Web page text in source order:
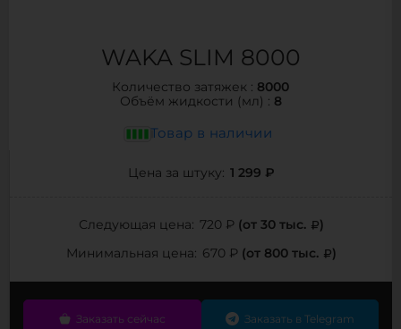
WAKA SLIM 8000
Количество затяжек : 8000
Объём жидкости (мл) : 8
Товар в наличии
Цена за штуку: 1 299 ₽
Следующая цена: 720 ₽ (от 30 тыс. )
Минимальная цена: 670 ₽ (от 800 тыс. )
Заказать сейчас Заказать в Telegram